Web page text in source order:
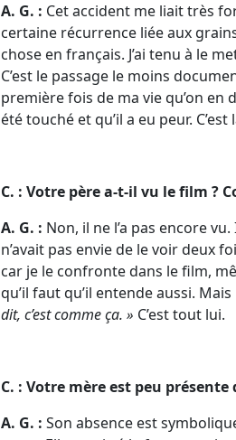
A. G. : Cet accident me liait très
certaine récurrence liée aux
chose en français. J’ai tenu à le
C’est le passage le moins
première fois de ma vie qu’on en
été touché et qu’il a eu peur.
C. : Votre père a-t-il vu le film ?
A. G. : Non, il ne l’a pas encore
n’avait pas envie de le voir deux
car je le confronte dans le film,
qu’il faut qu’il entende aussi.
dit, c’est comme ça. » C’est tout lui.
C. : Votre mère est peu
A. G. : Son absence est